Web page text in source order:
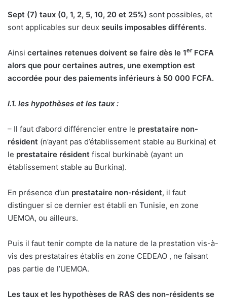
Sept (7) taux (0, 1, 2, 5, 10, 20 et 25%) sont possibles, et
sont applicables sur deux seuils imposables différents.
Ainsi certaines retenues doivent se faire dès le 1erFCFA
alors que pour certaines autres, une exemption est
accordée pour des paiements inférieurs à 50 000 FCFA.
I.1. les hypothèses et les taux :
– Il faut d’abord différencier entre le prestataire non-
résident (n’ayant pas d’établissement stable au Burkina) et
le prestataire résident fiscal burkinabè (ayant un
établissement stable au Burkina).
En présence d’un prestataire non-résident, il faut
distinguer si ce dernier est établi en Tunisie, en zone
UEMOA, ou ailleurs.
Puis il faut tenir compte de la nature de la prestation vis-à-
vis des prestataires établis en zone CEDEAO , ne faisant
pas partie de l’UEMOA.
Les taux et les hypothèses de RAS des non-résidents se